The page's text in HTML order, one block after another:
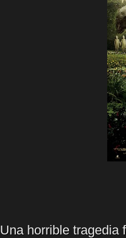
Una horrible tragedia